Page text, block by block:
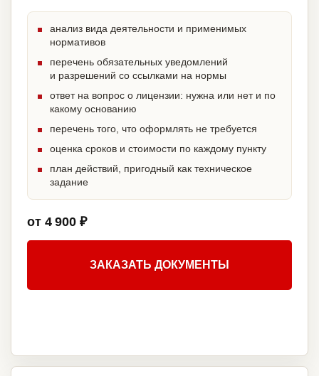
анализ вида деятельности и применимых
нормативов
перечень обязательных уведомлений
и разрешений со ссылками на нормы
ответ на вопрос о лицензии: нужна или нет и по
какому основанию
перечень того, что оформлять не требуется
оценка сроков и стоимости по каждому пункту
план действий, пригодный как техническое
задание
от 4 900 ₽
ЗАКАЗАТЬ ДОКУМЕНТЫ